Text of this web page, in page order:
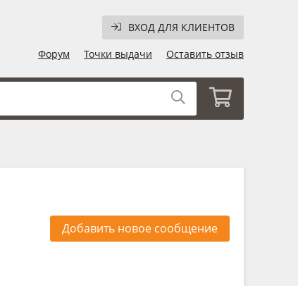
ВХОД ДЛЯ КЛИЕНТОВ
Форум
Точки выдачи Оставить отзыв
Добавить новое сообщение